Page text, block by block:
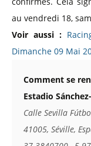
au vendredi 18,
Voir aussi :
Dimanche 09 Mai
Comment se
Estadio
Calle Sevilla
41005, Séville,